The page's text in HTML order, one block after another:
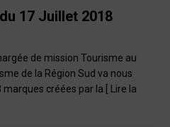
17 Juillet 2018
de mission Tourisme au
de la Région Sud va nous
marques créées par la [ Lire la